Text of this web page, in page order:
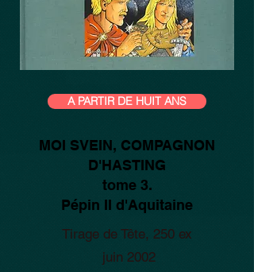
A PARTIR DE HUIT ANS
MOI SVEIN, COMPAGNON
D'HASTING
tome 3.
Pépin II d'Aquitaine
Tirage de Tête, 250 ex
juin 2002